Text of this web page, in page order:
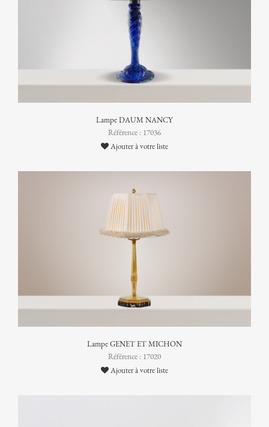
Lampe DAUM NANCY
Référence : 17036
Ajouter à votre liste
Lampe GENET ET MICHON
Référence : 17020
Ajouter à votre liste